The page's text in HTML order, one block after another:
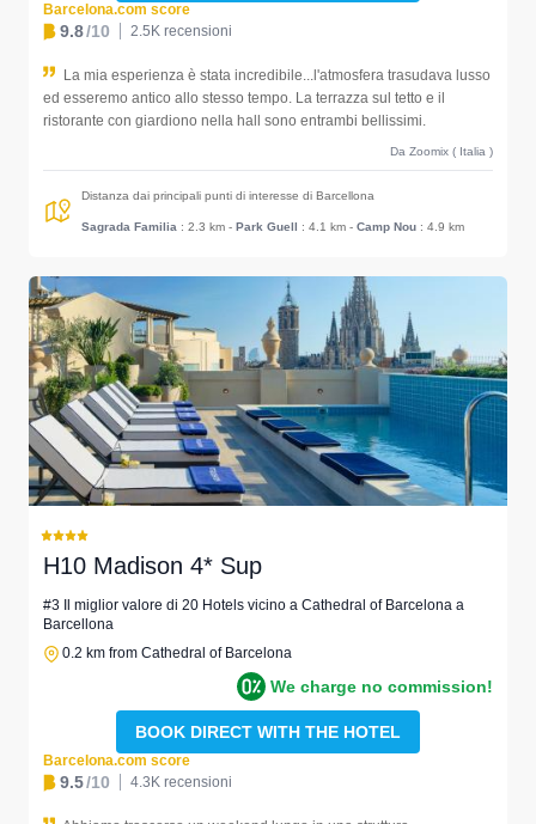
Barcelona.com score
9.8/10 2.5K recensioni
La mia esperienza è stata incredibile...l'atmosfera trasudava lusso
ed esseremo antico allo stesso tempo. La terrazza sul tetto e il
ristorante con giardiono nella hall sono entrambi bellissimi.
Da Zoomix ( Italia )
Distanza dai principali punti di interesse di Barcellona
Sagrada Familia : 2.3 km - Park Guell : 4.1 km - Camp Nou : 4.9 km
H10 Madison 4* Sup
#3 Il miglior valore di 20 Hotels vicino a Cathedral of Barcelona a
Barcellona
0.2 km from Cathedral of Barcelona
We charge no commission!
BOOK DIRECT WITH THE HOTEL
Barcelona.com score
9.5/10 4.3K recensioni